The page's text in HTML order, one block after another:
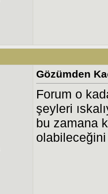
Gözümden
Forum o
şeyleri
bu zamana